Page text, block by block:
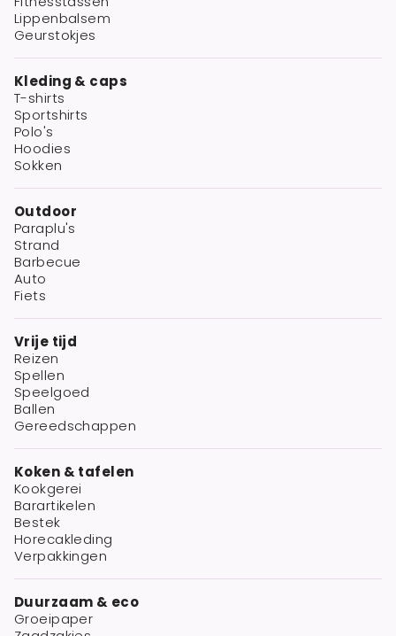
Lippenbalsem
Geurstokjes
Kleding & caps
T-shirts
Sportshirts
Polo's
Hoodies
Sokken
Outdoor
Paraplu's
Strand
Barbecue
Auto
Fiets
Vrije tijd
Reizen
Spellen
Speelgoed
Ballen
Gereedschappen
Koken & tafelen
Kookgerei
Barartikelen
Bestek
Horecakleding
Verpakkingen
Duurzaam & eco
Groeipaper